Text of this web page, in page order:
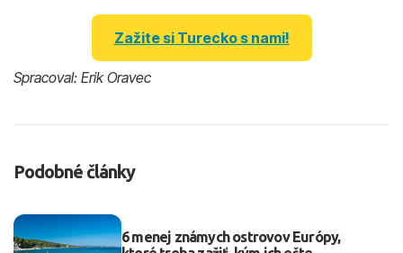
Zažite si Turecko s nami!
Spracoval: Erik Oravec
Podobné články
6 menej známych ostrovov Európy,